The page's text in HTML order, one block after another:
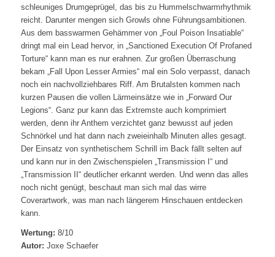
schleuniges Drumgeprügel, das bis zu Hummelschwarmrhythmik
reicht. Darunter mengen sich Growls ohne Führungsambitionen.
Aus dem basswarmen Gehämmer von „Foul Poison Insatiable“
dringt mal ein Lead hervor, in „Sanctioned Execution Of Profaned
Torture“ kann man es nur erahnen. Zur großen Überraschung
bekam „Fall Upon Lesser Armies“ mal ein Solo verpasst, danach
noch ein nachvollziehbares Riff. Am Brutalsten kommen nach
kurzen Pausen die vollen Lärmeinsätze wie in „Forward Our
Legions“. Ganz pur kann das Extremste auch komprimiert
werden, denn ihr Anthem verzichtet ganz bewusst auf jeden
Schnörkel und hat dann nach zweieinhalb Minuten alles gesagt.
Der Einsatz von synthetischem Schrill im Back fällt selten auf
und kann nur in den Zwischenspielen „Transmission I“ und
„Transmission II“ deutlicher erkannt werden. Und wenn das alles
noch nicht genügt, beschaut man sich mal das wirre
Coverartwork, was man nach längerem Hinschauen entdecken
kann.
Wertung: 8/10
Autor: Joxe Schaefer